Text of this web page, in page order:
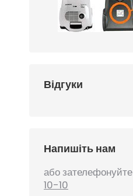
Відгуки
Напишіть нам
або зателефонуйте
10-10